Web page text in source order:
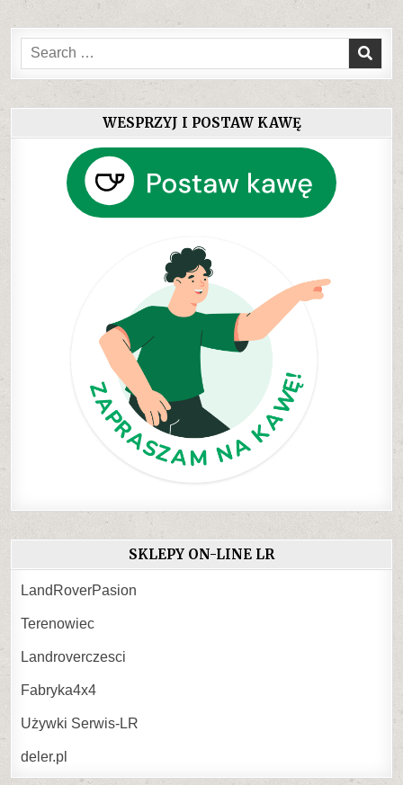
Search
for:
WESPRZYJ I POSTAW KAWĘ
SKLEPY ON-LINE LR
LandRoverPasion
Terenowiec
Landroverczesci
Fabryka4x4
Używki Serwis-LR
deler.pl